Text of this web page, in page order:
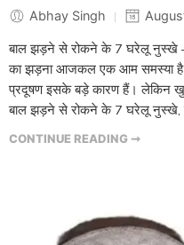
Abhay Singh
बाल झड़ने से रोकने के 7 घरेलू नुस्खे
का झड़ना आजकल एक आम समस्या है।
प्रदूषण इसके बड़े कारण हैं। लेकिन
बाल झड़ने से रोकने के 7 घरेलू नुस्खे,
CONTINUE READING ➞